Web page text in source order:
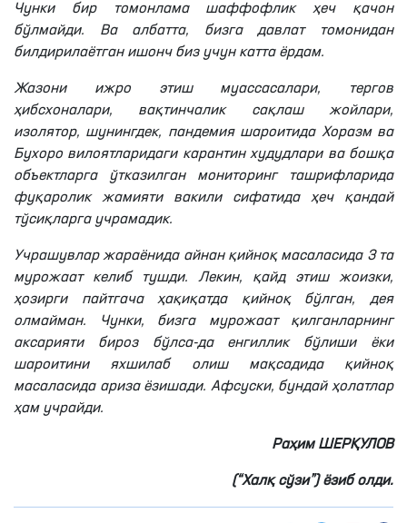
Чунки бир томонлама шаффофлик ҳеч қачон
бўлмайди. Ва албатта, бизга давлат томонидан
билдирилаётган ишонч биз учун катта ёрдам.
Жазони ижро этиш муассасалари, тергов
ҳибсхоналари, вақтинчалик сақлаш жойлари,
изолятор, шунингдек, пандемия шароитида Хоразм ва
Бухоро вилоятларидаги карантин худудлари ва бошқа
объектларга ўтказилган мониторинг ташрифларида
фуқаролик жамияти вакили сифатида ҳеч қандай
тўсиқларга учрамадик.
Учрашувлар жараёнида айнан қийноқ масаласида 3 та
мурожаат келиб тушди. Лекин, қайд этиш жоизки,
ҳозирги пайтгача ҳақиқатда қийноқ бўлган, дея
олмайман. Чунки, бизга мурожаат қилганларнинг
аксарияти бироз бўлса-да енгиллик бўлиши ёки
шароитини яхшилаб олиш мақсадида қийноқ
масаласида ариза ёзишади. Афсуски, бундай ҳолатлар
ҳам учрайди.
Раҳим ШЕРҚУЛОВ
(“Халқ сўзи”) ёзиб олди.